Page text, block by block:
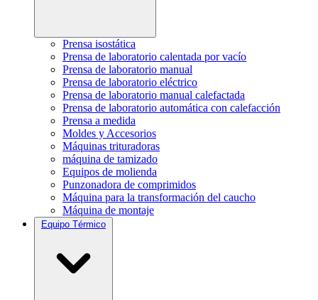
Prensa isostática
Prensa de laboratorio calentada por vacío
Prensa de laboratorio manual
Prensa de laboratorio eléctrico
Prensa de laboratorio manual calefactada
Prensa de laboratorio automática con calefacción
Prensa a medida
Moldes y Accesorios
Máquinas trituradoras
máquina de tamizado
Equipos de molienda
Punzonadora de comprimidos
Máquina para la transformación del caucho
Máquina de montaje
Equipo Térmico